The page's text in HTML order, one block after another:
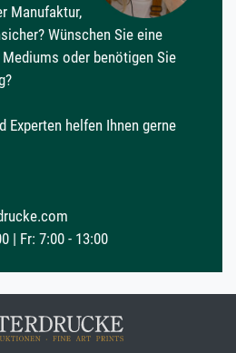
Manufaktur,
Wünschen Sie eine
oder benötigen Sie
Experten helfen Ihnen gerne
| Fr: 7:00 - 13:00